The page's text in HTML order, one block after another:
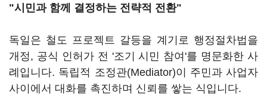
"시민과 함께 결정하는 전략적 전환"
독일은 철도 프로젝트 갈등을 계기로 행정절차법을
개정, 공식 인허가 전 '조기 시민 참여'를 명문화한 사
례입니다. 독립적 조정관(Mediator)이 주민과 사업자
사이에서 대화를 촉진하며 신뢰를 쌓는 식입니다.